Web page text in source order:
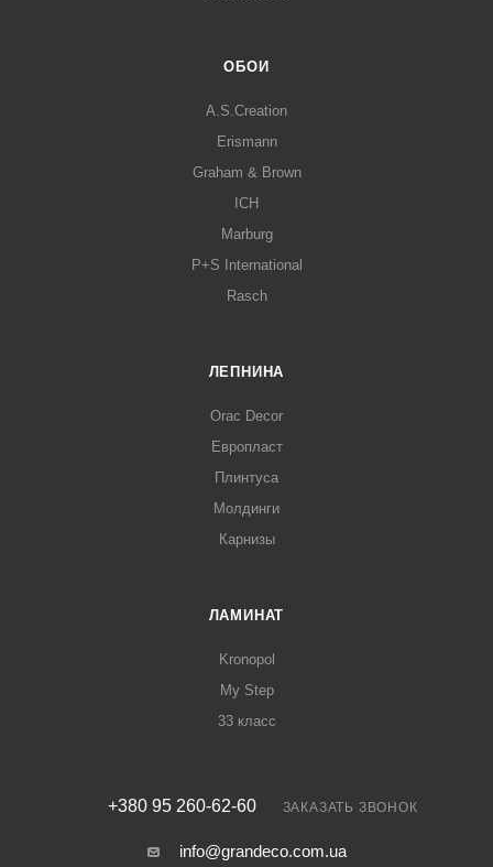
ОБОИ
A.S.Creation
Erismann
Graham & Brown
ICH
Marburg
P+S International
Rasch
ЛЕПНИНА
Orac Decor
Европласт
Плинтуса
Молдинги
Карнизы
ЛАМИНАТ
Kronopol
My Step
33 класс
+380 95 260-62-60 ЗАКАЗАТЬ ЗВОНОК
info@grandeco.com.ua